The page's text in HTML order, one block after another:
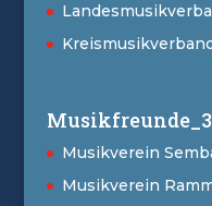
Musikfreunde_3
Musikverein
Musikverein